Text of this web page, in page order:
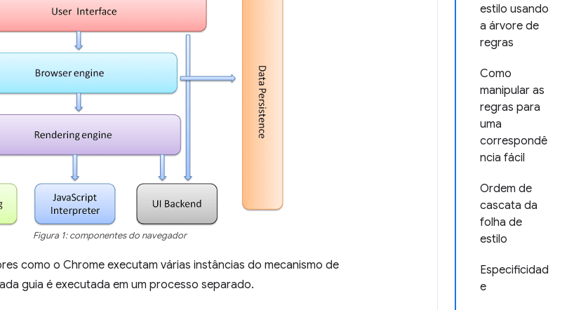
estilo usando
a árvore de
regras
Como
manipular as
regras para
uma
correspondê
ncia fácil
Ordem de
cascata da
folha de
estilo
Especificidad
e
Figura 1: componentes do navegador
como o Chrome executam várias instâncias do mecanismo de
guia é executada em um processo separado.